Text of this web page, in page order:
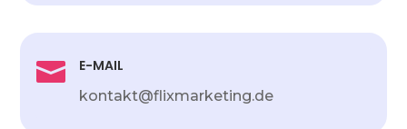
 E-MAIL
kontakt@flixmarketing.de